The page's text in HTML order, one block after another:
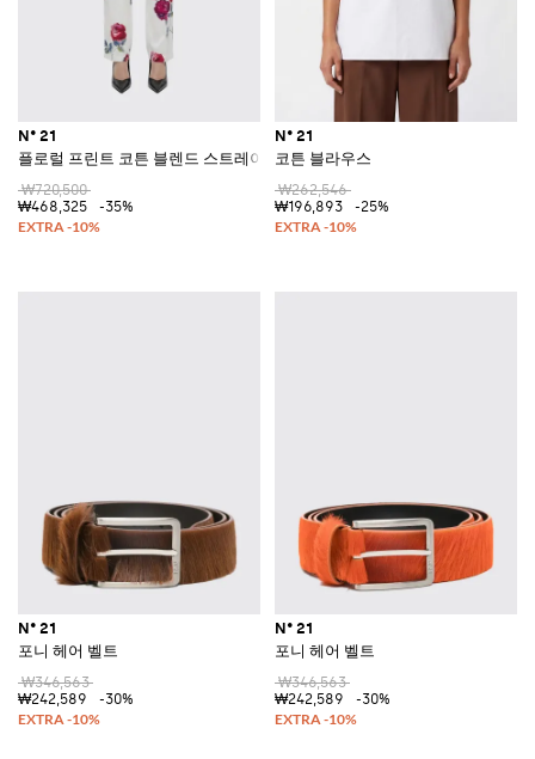
N° 21
플로럴 프린트 코튼 블렌드 스트레이트 팬츠
₩720,500
₩468,325
-35%
N° 21
코튼 블라우스
₩262,546
₩196,893
-25%
N° 21
포니 헤어 벨트
₩346,563
₩242,589
-30%
N° 21
포니 헤어 벨트
₩346,563
₩242,589
-30%